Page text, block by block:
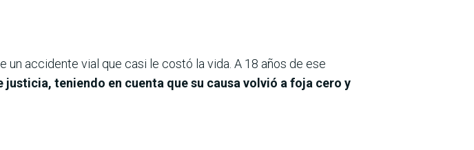
accidente vial que casi le costó la vida. A 18 años de ese
justicia, teniendo en cuenta que su causa volvió a foja cero y